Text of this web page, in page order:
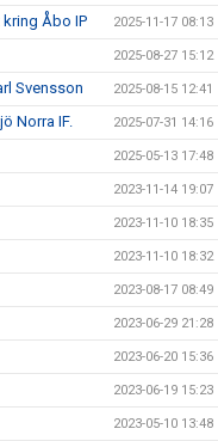
Åbo IP 2025-11-17 08:13
2025-08-27 15:12
Svensson 2025-08-15 12:41
Norra IF. 2025-07-31 14:16
2025-05-13 17:48
2023-11-14 19:07
2023-11-10 18:35
2023-11-10 18:32
2023-08-17 08:49
2023-06-29 21:28
2023-06-20 15:36
2023-06-19 15:23
2023-05-10 13:48